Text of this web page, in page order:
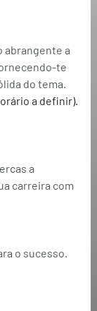
abrangente a
te
do tema.
a definir).
a
carreira com
o sucesso.